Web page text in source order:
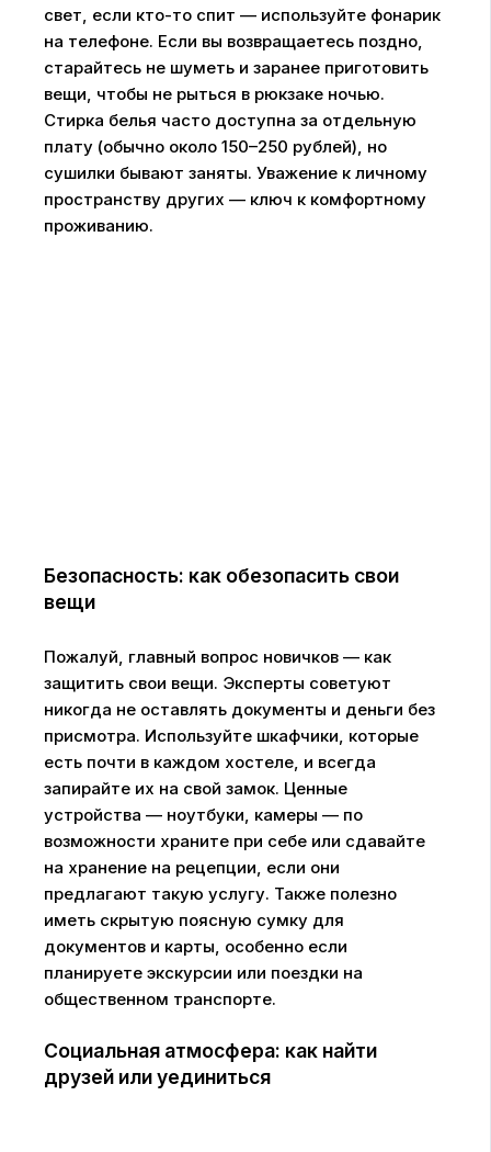
свет, если кто-то спит — используйте фонарик
на телефоне. Если вы возвращаетесь поздно,
старайтесь не шуметь и заранее приготовить
вещи, чтобы не рыться в рюкзаке ночью.
Стирка белья часто доступна за отдельную
плату (обычно около 150–250 рублей), но
сушилки бывают заняты. Уважение к личному
пространству других — ключ к комфортному
проживанию.
Безопасность: как обезопасить свои
вещи
Пожалуй, главный вопрос новичков — как
защитить свои вещи. Эксперты советуют
никогда не оставлять документы и деньги без
присмотра. Используйте шкафчики, которые
есть почти в каждом хостеле, и всегда
запирайте их на свой замок. Ценные
устройства — ноутбуки, камеры — по
возможности храните при себе или сдавайте
на хранение на рецепции, если они
предлагают такую услугу. Также полезно
иметь скрытую поясную сумку для
документов и карты, особенно если
планируете экскурсии или поездки на
общественном транспорте.
Социальная атмосфера: как найти
друзей или уединиться